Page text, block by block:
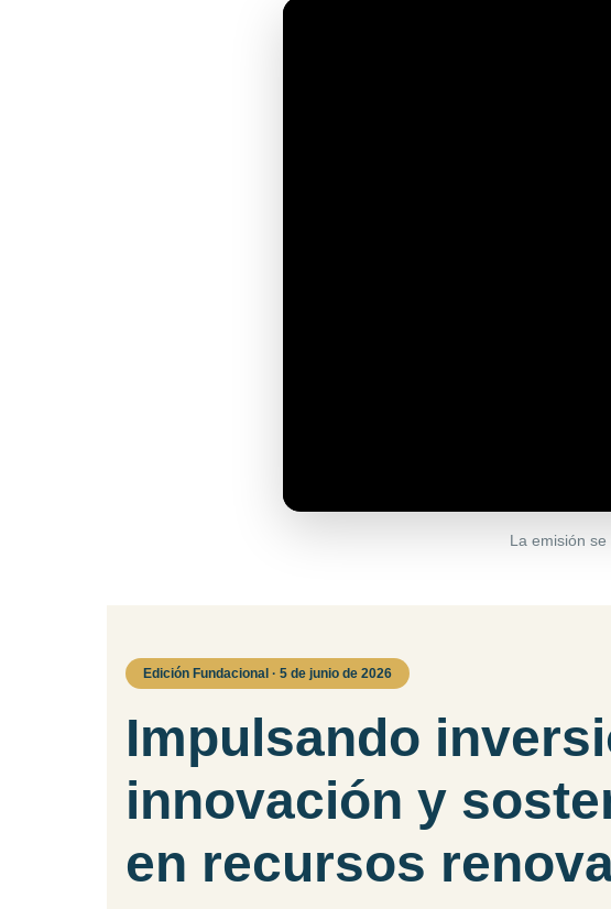
La emisión
Edición Fundacional · 5 de junio de 2026
Impulsando
innovación y
en recursos